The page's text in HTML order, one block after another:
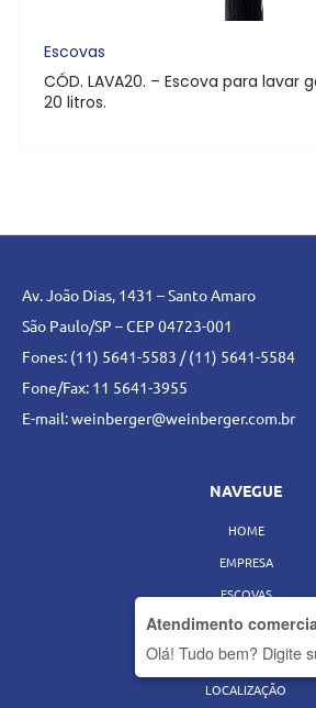
Escovas
CÓD. LAVA20. – Escova para lavar
20 litros.
Av. João Dias, 1431 – Santo Amaro
São Paulo/SP – CEP 04723-001
Fones: (11) 5641-5583 / (11) 5641-5584
Fone/Fax: 11 5641-3955
E-mail:weinberger@weinberger.com.br
NAVEGUE
HOME
EMPRESA
ESCOVAS
SERVIÇOS
BLOG
LOCALIZAÇÃO
Atendimento
Olá! Tudo bem? Digite